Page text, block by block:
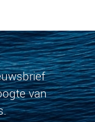
van